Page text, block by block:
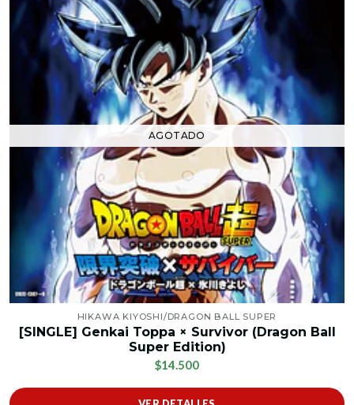
AGOTADO
HIKAWA KIYOSHI/DRAGON BALL SUPER
[SINGLE] Genkai Toppa × Survivor (Dragon Ball
Super Edition)
$14.500